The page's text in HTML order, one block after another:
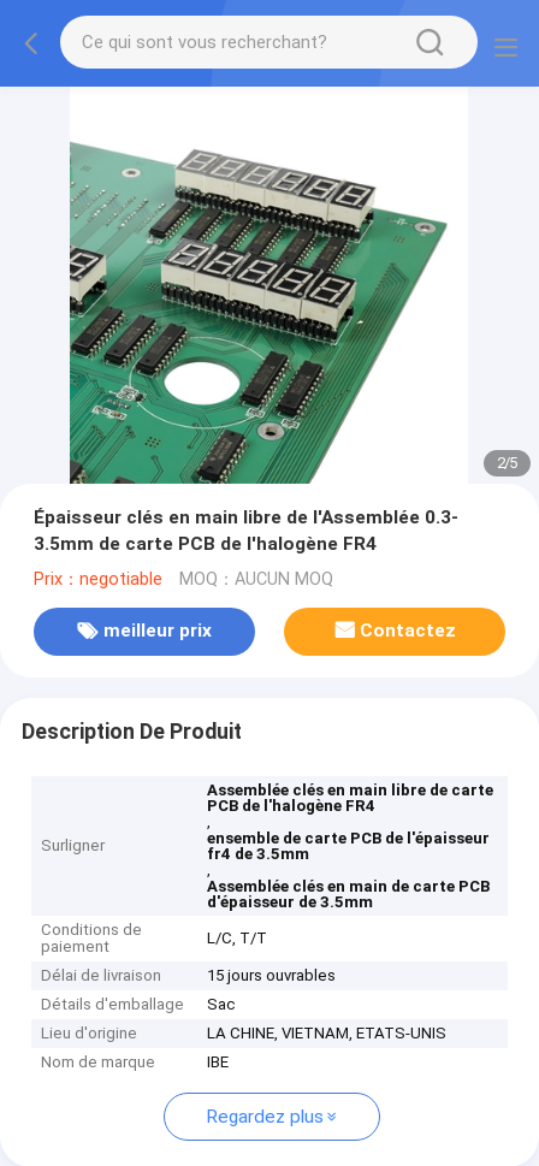
2/5
Épaisseur clés en main libre de l'Assemblée 0.3-
3.5mm de carte PCB de l'halogène FR4
Prix：negotiable MOQ：AUCUN MOQ
meilleur prix Contactez
Description De Produit
Surligner
Assemblée clés en main libre de carte
PCB de l'halogène FR4
,
ensemble de carte PCB de l'épaisseur
fr4 de 3.5mm
,
Assemblée clés en main de carte PCB
d'épaisseur de 3.5mm
Conditions de
paiement
L/C, T/T
Délai de livraison
15 jours ouvrables
Détails d'emballage
Sac
Lieu d'origine
LA CHINE, VIETNAM, ETATS-UNIS
Nom de marque
IBE
Regardez plus